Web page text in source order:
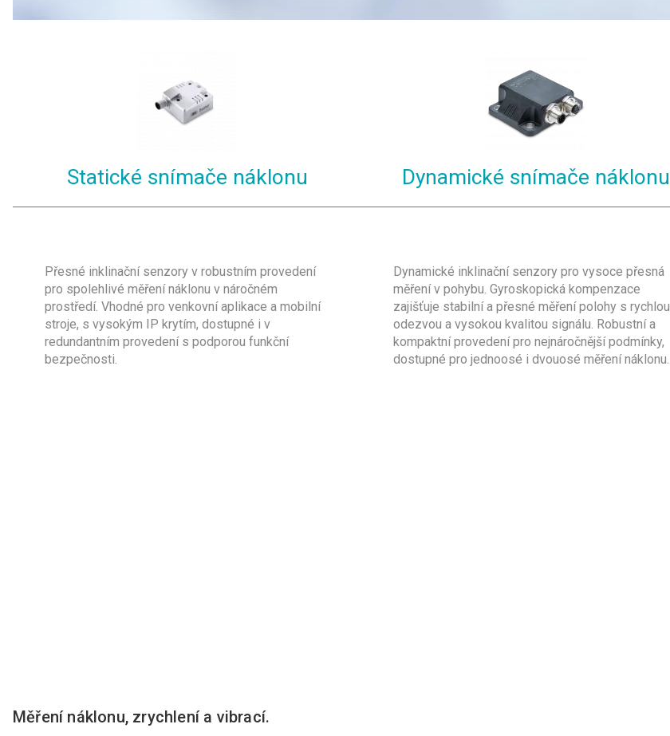
Statické snímače náklonu
Přesné inklinační senzory v robustním provedení
pro spolehlivé měření náklonu v náročném
prostředí. Vhodné pro venkovní aplikace a mobilní
stroje, s vysokým IP krytím, dostupné i v
redundantním provedení s podporou funkční
bezpečnosti.
Dynamické snímače náklonu
Dynamické inklinační senzory pro vysoce přesná
měření v pohybu. Gyroskopická kompenzace
zajišťuje stabilní a přesné měření polohy s rychlou
odezvou a vysokou kvalitou signálu. Robustní a
kompaktní provedení pro nejnáročnější podmínky,
dostupné pro jednoosé i dvouosé měření náklonu.
Měření náklonu, zrychlení a vibrací.